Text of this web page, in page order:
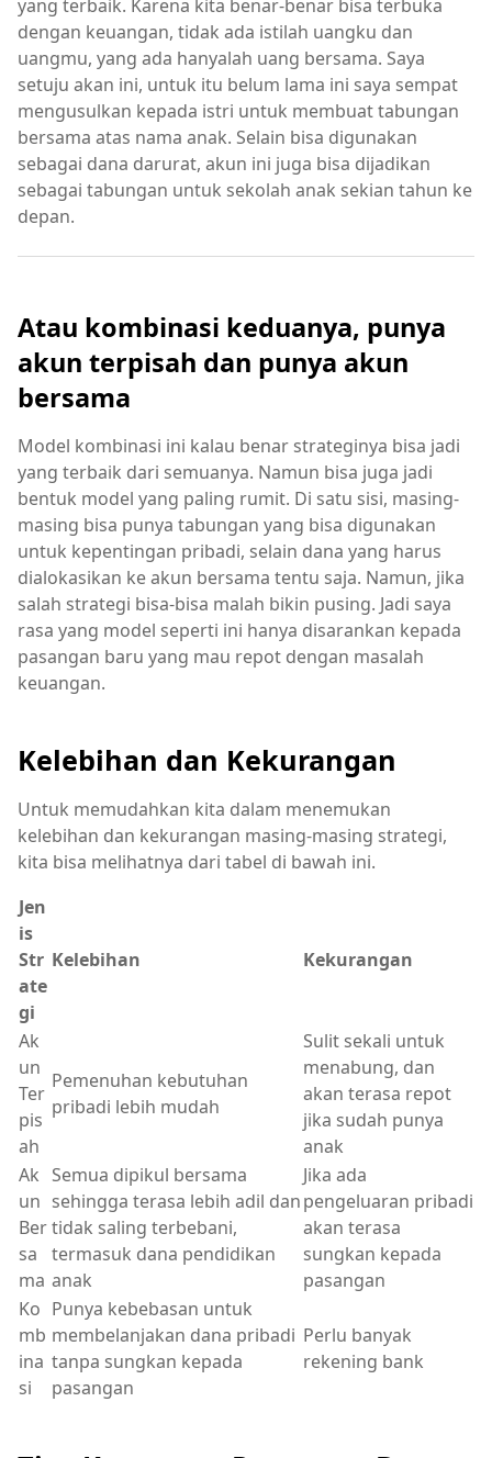
yang terbaik. Karena kita benar-benar bisa terbuka
dengan keuangan, tidak ada istilah uangku dan
uangmu, yang ada hanyalah uang bersama. Saya
setuju akan ini, untuk itu belum lama ini saya sempat
mengusulkan kepada istri untuk membuat tabungan
bersama atas nama anak. Selain bisa digunakan
sebagai dana darurat, akun ini juga bisa dijadikan
sebagai tabungan untuk sekolah anak sekian tahun ke
depan.
Atau kombinasi keduanya, punya
akun terpisah dan punya akun
bersama
Model kombinasi ini kalau benar strateginya bisa jadi
yang terbaik dari semuanya. Namun bisa juga jadi
bentuk model yang paling rumit. Di satu sisi, masing-
masing bisa punya tabungan yang bisa digunakan
untuk kepentingan pribadi, selain dana yang harus
dialokasikan ke akun bersama tentu saja. Namun, jika
salah strategi bisa-bisa malah bikin pusing. Jadi saya
rasa yang model seperti ini hanya disarankan kepada
pasangan baru yang mau repot dengan masalah
keuangan.
Kelebihan dan Kekurangan
Untuk memudahkan kita dalam menemukan
kelebihan dan kekurangan masing-masing strategi,
kita bisa melihatnya dari tabel di bawah ini.
Jen
is
Str
ate
gi
Kelebihan Kekurangan
Ak
un
Ter
pis
ah
Pemenuhan kebutuhan
pribadi lebih mudah
Sulit sekali untuk
menabung, dan
akan terasa repot
jika sudah punya
anak
Ak
un
Ber
sa
ma
Semua dipikul bersama
sehingga terasa lebih adil dan
tidak saling terbebani,
termasuk dana pendidikan
anak
Jika ada
pengeluaran pribadi
akan terasa
sungkan kepada
pasangan
Ko
mb
ina
si
Punya kebebasan untuk
membelanjakan dana pribadi
tanpa sungkan kepada
pasangan
Perlu banyak
rekening bank